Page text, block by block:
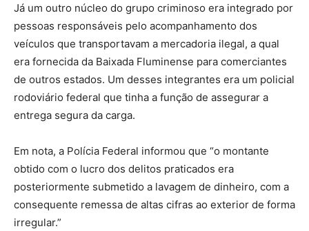
Já um outro núcleo do grupo criminoso era integrado por
pessoas responsáveis pelo acompanhamento dos
veículos que transportavam a mercadoria ilegal, a qual
era fornecida da Baixada Fluminense para comerciantes
de outros estados. Um desses integrantes era um policial
rodoviário federal que tinha a função de assegurar a
entrega segura da carga.
Em nota, a Polícia Federal informou que “o montante
obtido com o lucro dos delitos praticados era
posteriormente submetido a lavagem de dinheiro, com a
consequente remessa de altas cifras ao exterior de forma
irregular.”